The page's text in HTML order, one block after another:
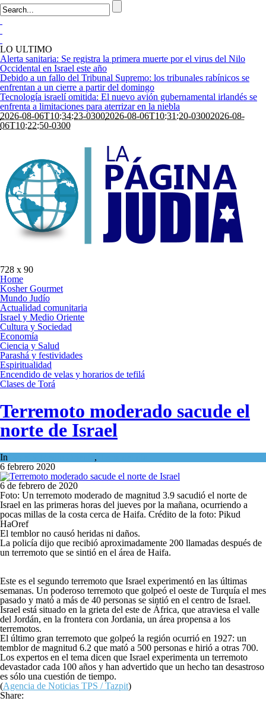
LO ULTIMO
Alerta sanitaria: Se registra la primera muerte por el virus del Nilo
Occidental en Israel este año
Debido a un fallo del Tribunal Supremo: los tribunales rabínicos se
enfrentan a un cierre a partir del domingo
Tecnología israelí omitida: El nuevo avión gubernamental irlandés se
enfrenta a limitaciones para aterrizar en la niebla
2026-08-06T10:34:23-03002026-08-06T10:31:20-03002026-08-
06T10:22:50-0300
728 x 90
Home
Kosher Gourmet
Mundo Judío
Actualidad comunitaria
Israel y Medio Oriente
Cultura y Sociedad
Economía
Ciencia y Salud
Parashá y festividades
Espiritualidad
Encendido de velas y horarios de tefilá
Clases de Torá
Terremoto moderado sacude el
norte de Israel
In ,
6 febrero 2020
6 de febrero de 2020
Foto: Un terremoto moderado de magnitud 3.9 sacudió el norte de
Israel en las primeras horas del jueves por la mañana, ocurriendo a
pocas millas de la costa cerca de Haifa. Crédito de la foto: Pikud
HaOref
El temblor no causó heridas ni daños.
La policía dijo que recibió aproximadamente 200 llamadas después de
un terremoto que se sintió en el área de Haifa.
Este es el segundo terremoto que Israel experimentó en las últimas
semanas. Un poderoso terremoto que golpeó el oeste de Turquía el mes
pasado y mató a más de 40 personas se sintió en el centro de Israel.
Israel está situado en la grieta del este de África, que atraviesa el valle
del Jordán, en la frontera con Jordania, un área propensa a los
terremotos.
El último gran terremoto que golpeó la región ocurrió en 1927: un
temblor de magnitud 6.2 que mató a 500 personas e hirió a otras 700.
Los expertos en el tema dicen que Israel experimenta un terremoto
devastador cada 100 años y han advertido que un hecho tan desastroso
es sólo una cuestión de tiempo.
(Agencia de Noticias TPS / Tazpit)
Share: